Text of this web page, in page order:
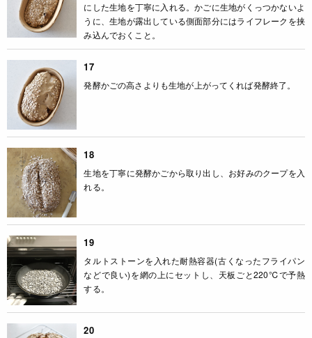
にした生地を丁寧に入れる。かごに生地がくっつかないよ
うに、生地が露出している側面部分にはライフレークを挟
み込んでおくこと。
17
発酵かごの高さよりも生地が上がってくれば発酵終了。
18
生地を丁寧に発酵かごから取り出し、お好みのクープを入
れる。
19
タルトストーンを入れた耐熱容器(古くなったフライパン
などで良い)を網の上にセットし、天板ごと220℃で予熱
する。
20